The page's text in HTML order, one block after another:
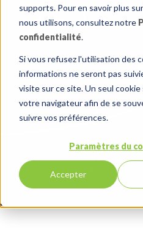
supports. Pour en savoir plus
nous utilisons, consultez notre
confidentialité.
Si vous refusez l'utilisation des
informations ne seront pas
visite sur ce site. Un seul cookie
votre navigateur afin de se
suivre vos préférences.
Paramètres du
Accepter
Politique de confidentialité